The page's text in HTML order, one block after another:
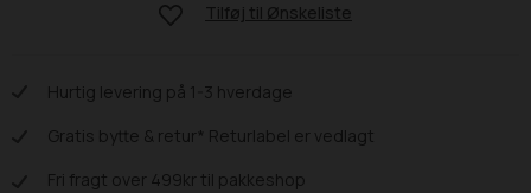
Tilføj til Ønskeliste
Hurtig levering på 1-3 hverdage
Gratis bytte & retur* Returlabel er vedlagt
Fri fragt over 499kr til pakkeshop